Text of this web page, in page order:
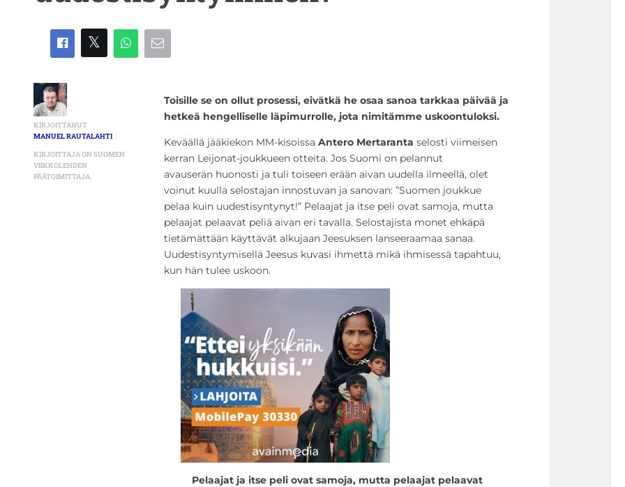
KIRJOITTANUT
MANUEL RAUTALAHTI
KIRJOITTAJA ON SUOMEN
VIIKKOLEHDEN
PÄÄTOIMITTAJA.
Toisille se on ollut prosessi, eivätkä he osaa sanoa tarkkaa päivää ja
hetkeä hengelliselle läpimurrolle, jota nimitämme uskoontuloksi.
Keväällä jääkiekon MM-kisoissa Antero Mertaranta selosti viimeisen
kerran Leijonat-joukkueen otteita. Jos Suomi on pelannut
avauserän huonosti ja tuli toiseen erään aivan uudella ilmeellä, olet
voinut kuulla selostajan innostuvan ja sanovan: ”Suomen joukkue
pelaa kuin uudestisyntynyt!” Pelaajat ja itse peli ovat samoja, mutta
pelaajat pelaavat peliä aivan eri tavalla. Selostajista monet ehkäpä
tietämättään käyttävät alkujaan Jeesuksen lanseeraamaa sanaa.
Uudestisyntymisellä Jeesus kuvasi ihmettä mikä ihmisessä tapahtuu,
kun hän tulee uskoon.
Pelaajat ja itse peli ovat samoja, mutta pelaajat pelaavat